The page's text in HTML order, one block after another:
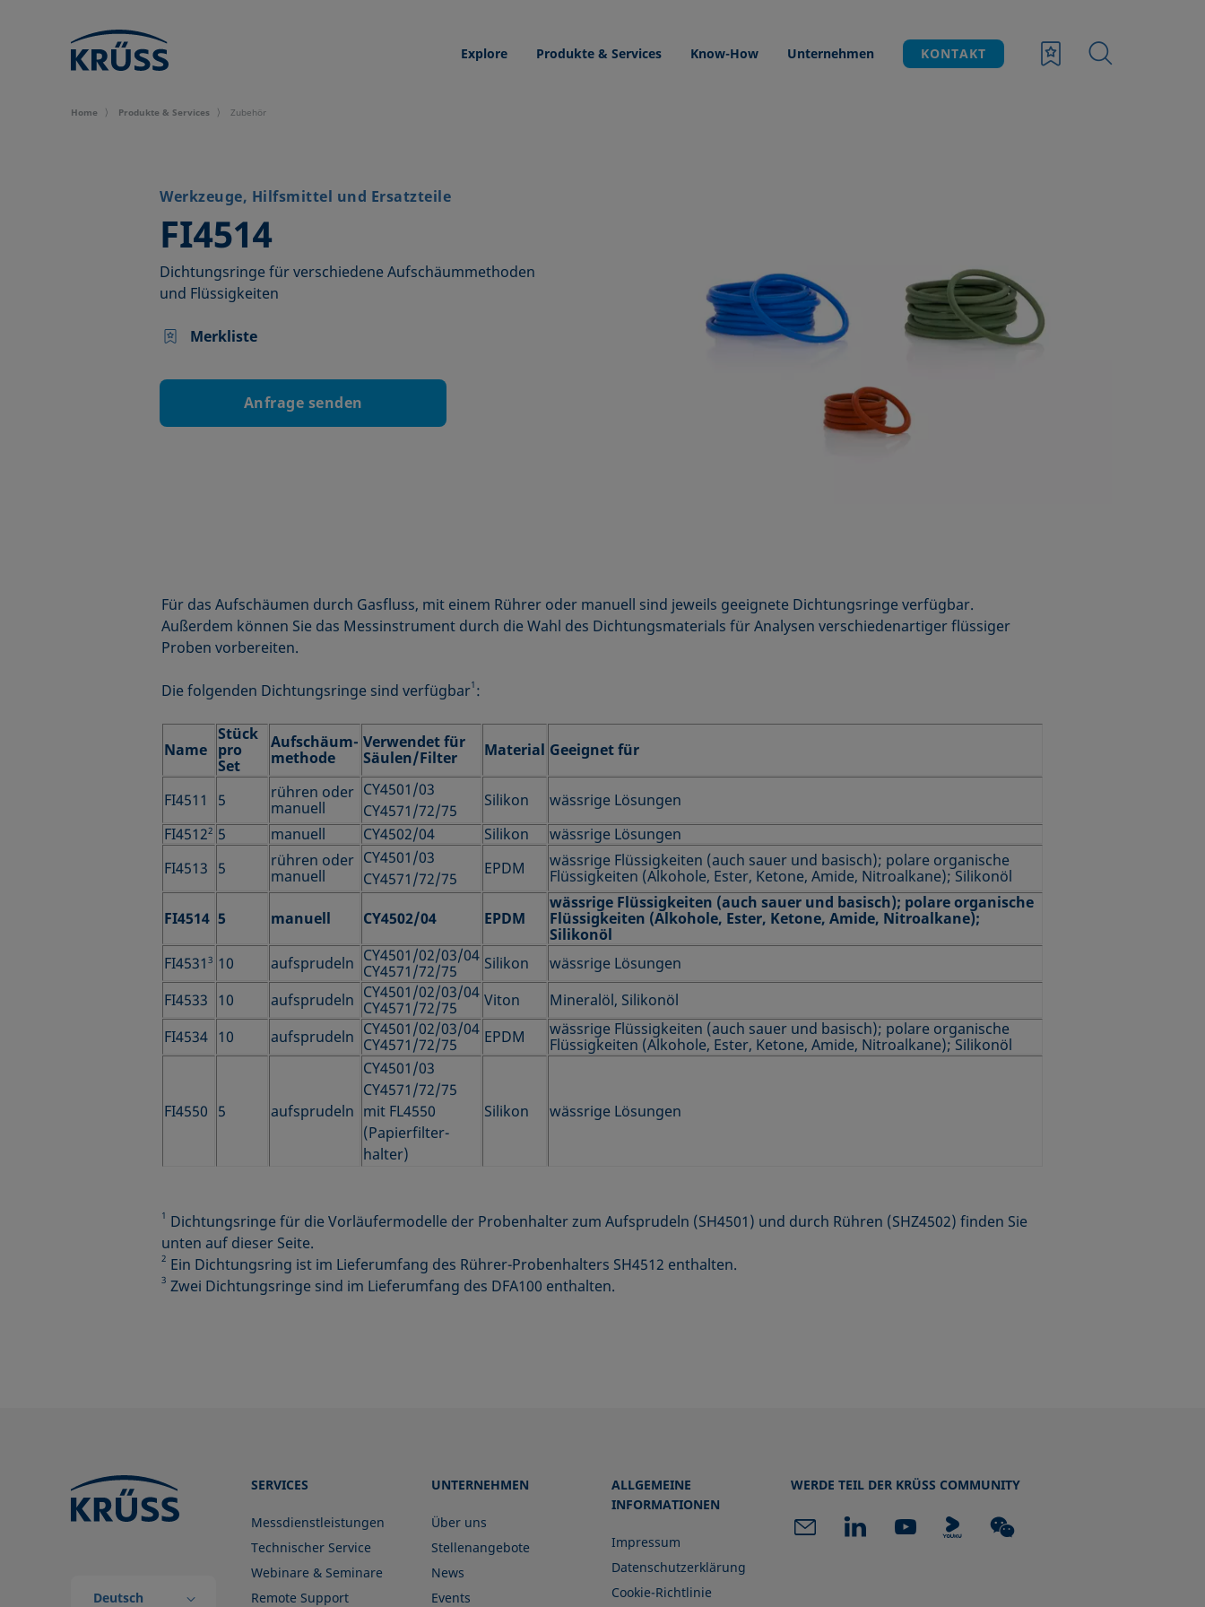
Explore Produkte & Services Know-How Unternehmen KONTAKT
Home Produkte & Services Zubehör
Werkzeuge, Hilfsmittel und Ersatzteile
FI4514
–
Dichtungsringe für verschiedene Aufschäummethoden
und Flüssigkeiten
Merkliste
Anfrage senden
Für das Aufschäumen durch Gasfluss, mit einem Rührer oder manuell sind jeweils geeignete Dichtungsringe verfügbar.
Außerdem können Sie das Messinstrument durch die Wahl des Dichtungsmaterials für Analysen verschiedenartiger flüssiger
Proben vorbereiten.
Die folgenden Dichtungsringe sind verfügbar1 :
Name
Stück
pro
Set
Aufschäum-
methode
Verwendet für
Säulen/Filter
Material Geeignet für
FI4511 5
rühren oder
manuell
CY4501/03
CY4571/72/75
Silikon
wässrige Lösungen
FI45122 5 manuell CY4502/04 Silikon
wässrige Lösungen
FI4513 5
rühren oder
manuell
CY4501/03
CY4571/72/75
EPDM
wässrige Flüssigkeiten (auch sauer und basisch); polare organische
Flüssigkeiten (Alkohole, Ester, Ketone, Amide, Nitroalkane); Silikonöl
FI4514 5 manuell CY4502/04 EPDM
wässrige Flüssigkeiten (auch sauer und basisch); polare organische
Flüssigkeiten (Alkohole, Ester, Ketone, Amide, Nitroalkane);
Silikonöl
FI4531 3 10 aufsprudeln CY4501/02/03/04
CY4571/72/75
Silikon
wässrige Lösungen
FI4533 10 aufsprudeln CY4501/02/03/04
CY4571/72/75
Viton
Mineralöl, Silikonöl
FI4534 10 aufsprudeln CY4501/02/03/04
CY4571/72/75
EPDM
wässrige Flüssigkeiten (auch sauer und basisch); polare organische
Flüssigkeiten (Alkohole, Ester, Ketone, Amide, Nitroalkane); Silikonöl
FI4550 5 aufsprudeln
CY4501/03
CY4571/72/75
mit FL4550
(Papierfilter­
halter)
Silikon wässrige Lösungen
1 Dichtungsringe für die Vorläufermodelle der Probenhalter zum Aufsprudeln (SH4501) und durch Rühren (SHZ4502) finden Sie
unten auf dieser Seite.
2 Ein Dichtungsring ist im Lieferumfang des Rührer-Probenhalters SH4512 enthalten.
3 Zwei Dichtungsringe sind im Lieferumfang des DFA100 enthalten.
Deutsch
SERVICES
Messdienstleistungen
Technischer Service
Webinare & Seminare
Remote Support
UNTERNEHMEN
Über uns
Stellenangebote
News
Events
ALLGEMEINE
INFORMATIONEN
Impressum
Datenschutzerklärung
Cookie-Richtlinie
WERDE TEIL DER KRÜSS COMMUNITY